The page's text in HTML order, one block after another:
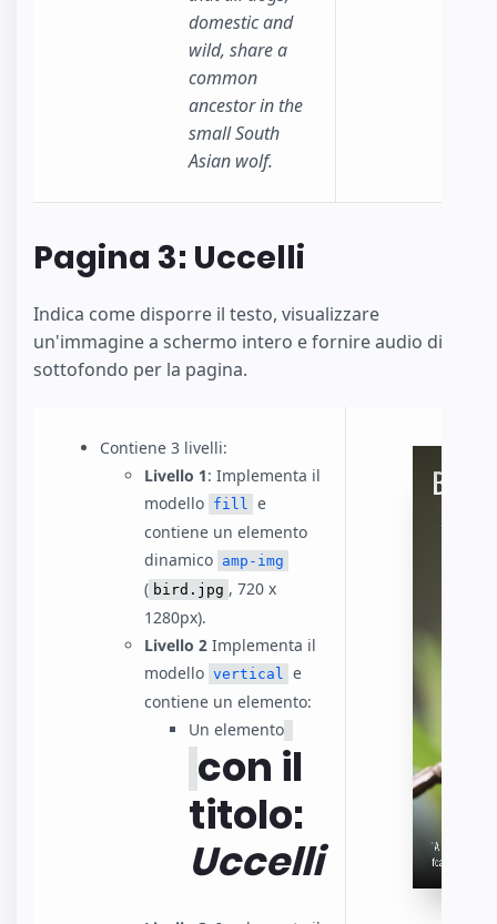
domestic and
wild, share a
common
ancestor in the
small South
Asian wolf.
Pagina 3: Uccelli
Indica come disporre il testo, visualizzare
un'immagine a schermo intero e fornire audio di
sottofondo per la pagina.
Contiene 3 livelli:
Livello 1: Implementa il
modello fill
e
contiene un elemento
dinamico amp-img
( bird.jpg , 720 x
1280px).
Livello 2 Implementa il
modello vertical
e
contiene un elemento:
Un elemento
con il
titolo:
Uccelli